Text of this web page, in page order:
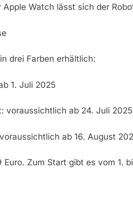
Apple Watch lässt sich der
drei Farben erhältlich:
1. Juli 2025
voraussichtlich ab 24. Juli 2025
voraussichtlich ab 16. August
Zum Start gibt es vom 1.